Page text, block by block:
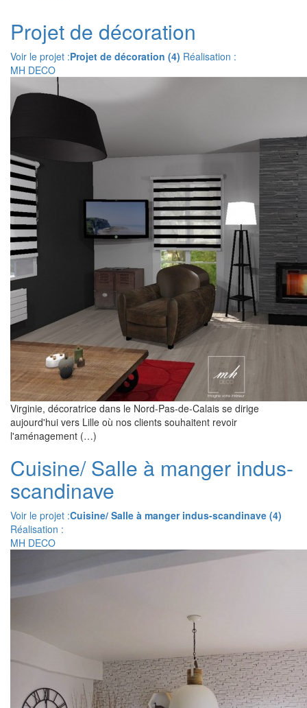
Projet de décoration
Voir le projet :Projet de décoration (4) Réalisation :
MH DECO
Virginie, décoratrice dans le Nord-Pas-de-Calais se dirige
aujourd'hui vers Lille où nos clients souhaitent revoir
l'aménagement (…)
Cuisine/ Salle à manger indus-
scandinave
Voir le projet :Cuisine/ Salle à manger indus-scandinave (4)
Réalisation :
MH DECO